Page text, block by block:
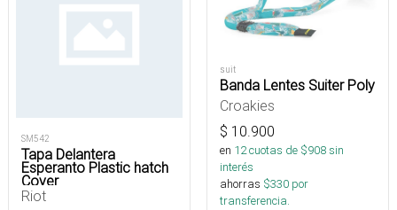
SM542
Tapa Delantera
Esperanto Plastic hatch
Cover
Riot
suit
Banda Lentes Suiter Poly
Croakies
$ 10.900
en 12cuotas de $908sin
interés
ahorras $330 por
transferencia.